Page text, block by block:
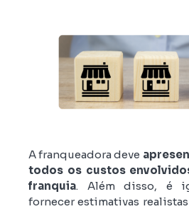
A franqueadora deve
todos os custos
franquia. Além disso, é
fornecer estimativas